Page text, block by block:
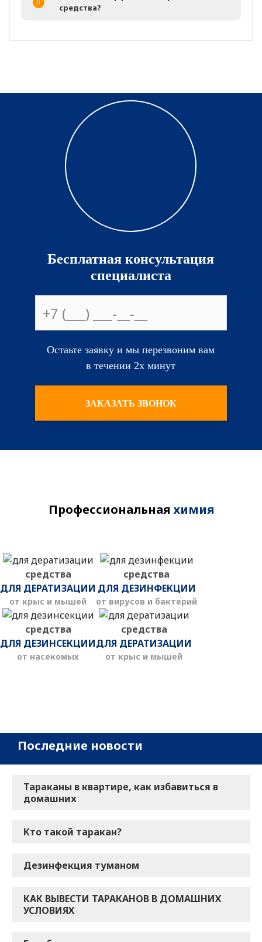
средства?
Бесплатная консультация
специалиста
Остаьте заявку и мы перезвоним вам
в течении 2х минут
ЗАКАЗАТЬ ЗВОНОК
Профессиональная химия
средства
ДЛЯ ДЕРАТИЗАЦИИ
от крыс и мышей
средства
ДЛЯ ДЕЗИНФЕКЦИИ
от вирусов и бактерий
средства
ДЛЯ ДЕЗИНСЕКЦИИ
от насекомых
средства
ДЛЯ ДЕРАТИЗАЦИИ
от крыс и мышей
Последние новости
Тараканы в квартире, как избавиться в
домашних
Кто такой таракан?
Дезинфекция туманом
КАК ВЫВЕСТИ ТАРАКАНОВ В ДОМАШНИХ
УСЛОВИЯХ